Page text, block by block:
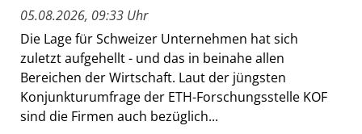
05.08.2026, 09:33 Uhr
Die Lage für Schweizer Unternehmen hat sich
zuletzt aufgehellt - und das in beinahe allen
Bereichen der Wirtschaft. Laut der jüngsten
Konjunkturumfrage der ETH-Forschungsstelle KOF
sind die Firmen auch bezüglich...